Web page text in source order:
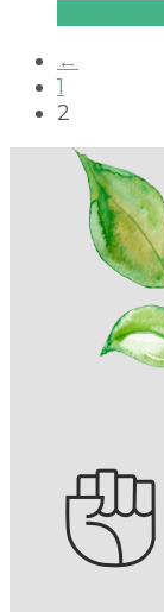
←
1
2